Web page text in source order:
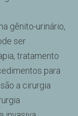
gênito-urinário,
ser
tratamento
para
a cirurgia